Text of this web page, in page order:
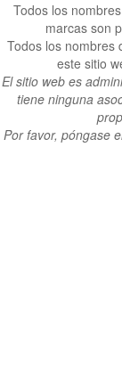
Todos los
marcas son
Todos los nombres
este sitio
El sitio web es
tiene ninguna
Por favor, póngase